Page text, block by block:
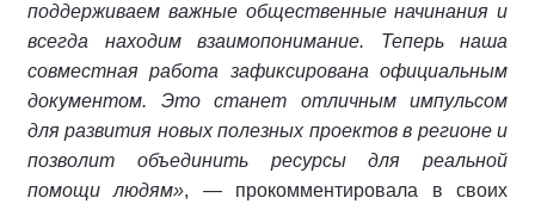
поддерживаем важные общественные начинания и
всегда находим взаимопонимание. Теперь наша
совместная работа зафиксирована официальным
документом. Это станет отличным импульсом
для развития новых полезных проектов в регионе и
позволит объединить ресурсы для реальной
помощи людям», — прокомментировала в своих